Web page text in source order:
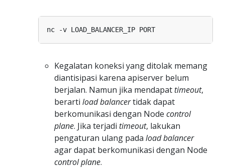
Kegalatan koneksi yang ditolak memang
diantisipasi karena apiserver belum
berjalan. Namun jika mendapattimeout,
berarti load balancertidak dapat
berkomunikasi dengan Node control
plane. Jika terjadi timeout, lakukan
pengaturan ulang pada load balancer
agar dapat berkomunikasi dengan Node
control plane.